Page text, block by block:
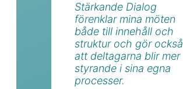
Stärkande Dialog
förenklar mina möten
både till innehåll och
struktur och gör också
att deltagarna blir mer
styrande i sina egna
processer.